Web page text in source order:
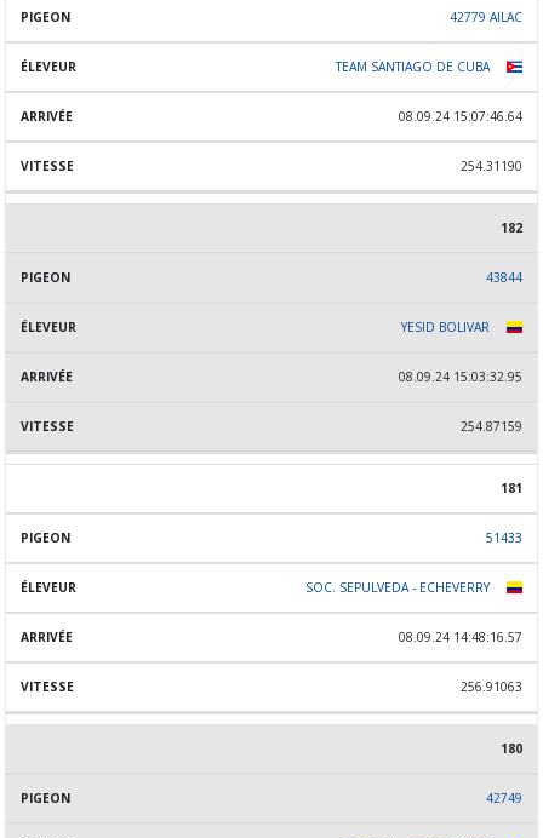
42779 AILAC
TEAM SANTIAGO DE CUBA
08.09.24 15:07:46.64
254.31190
182
43844
YESID BOLIVAR
08.09.24 15:03:32.95
254.87159
181
51433
SOC. SEPULVEDA - ECHEVERRY
08.09.24 14:48:16.57
256.91063
180
42749